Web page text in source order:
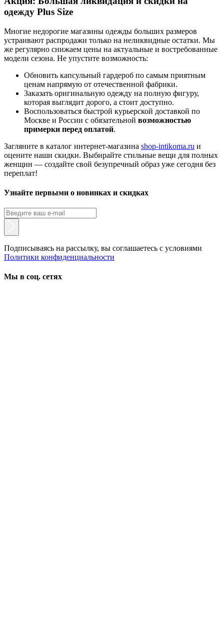
одежду Plus Size
Многие недорогие магазины одежды больших размеров
устраивают распродажи только на неликвидные остатки. Мы
же регулярно снижаем цены на актуальные и востребованные
модели сезона. Не упустите возможность:
Обновить капсульный гардероб по самым приятным
ценам напрямую от отечественной фабрики.
Заказать оригинальную одежду на полную фигуру,
которая выглядит дорого, а стоит доступно.
Воспользоваться быстрой курьерской доставкой по
Москве и России с обязательной возможностью
примерки перед оплатой.
Загляните в каталог интернет-магазина shop-intikoma.ru и
оцените наши скидки. Выбирайте стильные вещи для полных
женщин — создайте свой безупречный образ уже сегодня без
переплат!
Узнайте первыми о новинках и скидках
Подписываясь на рассылку, вы соглашаетесь с условиями
Политики конфиденциальности
Мы в соц. сетях